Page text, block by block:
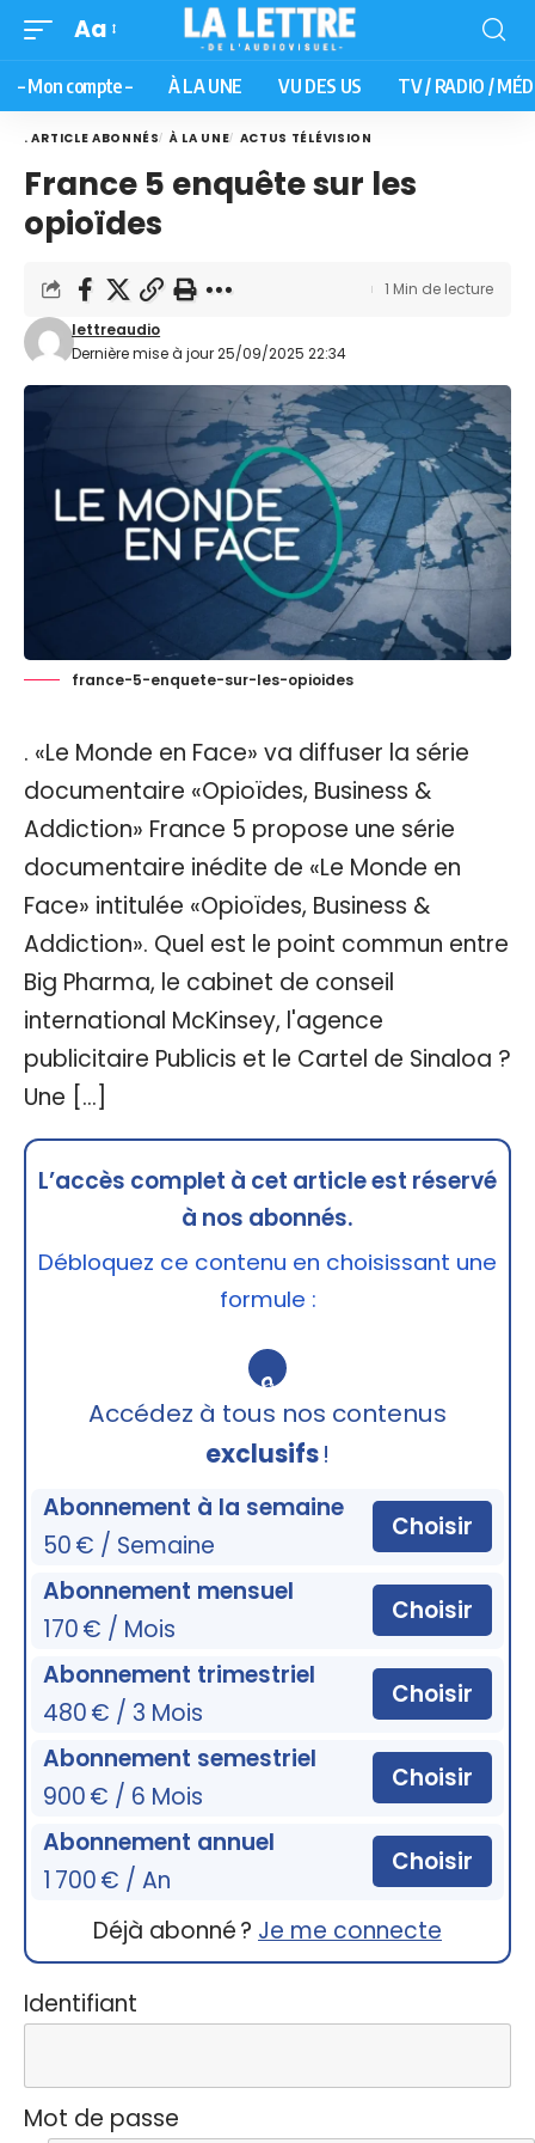
Aa
– Mon compte – À LA UNE VU DES US TV / RADIO /
. ARTICLE ABONNÉS À LA UNE ACTUS TÉLÉVISION
France 5 enquête sur les
opioïdes
Dernière mise à jour 25/09/2025 22:34
lettreaudio
1 Min de lecture
france-5-enquete-sur-les-opioides
. «Le Monde en Face» va diffuser la série
documentaire «Opioïdes, Business &
Addiction» France 5 propose une série
documentaire inédite de «Le Monde en
Face» intitulée «Opioïdes, Business &
Addiction». Quel est le point commun entre
Big Pharma, le cabinet de conseil
international McKinsey, l'agence
publicitaire Publicis et le Cartel de Sinaloa ?
Une […]
L’accès complet à cet article est réservé
à nos abonnés.
Débloquez ce contenu en choisissant une
formule :
🔒
Accédez à tous nos contenus
exclusifs!
Abonnement à la semaine
50 € / Semaine
Choisir
Abonnement mensuel
170 € / Mois
Choisir
Abonnement trimestriel
480 € / 3 Mois
Choisir
Abonnement semestriel
900 € / 6 Mois
Choisir
Abonnement annuel
1 700 € / An
Choisir
Déjà abonné ? Je me connecte
Identifiant
Mot de passe